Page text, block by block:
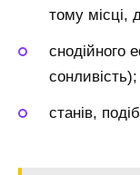
тому місці,
снодійного
сонливість);
станів,